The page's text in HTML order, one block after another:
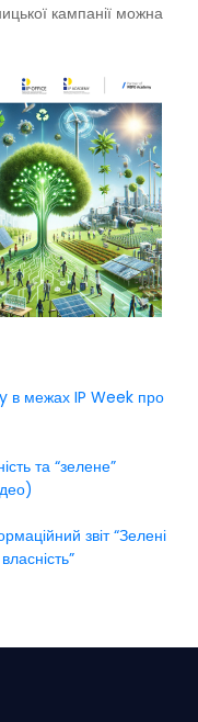
кампанії можна
в межах IP Week про
та “зелене”
звіт “Зелені